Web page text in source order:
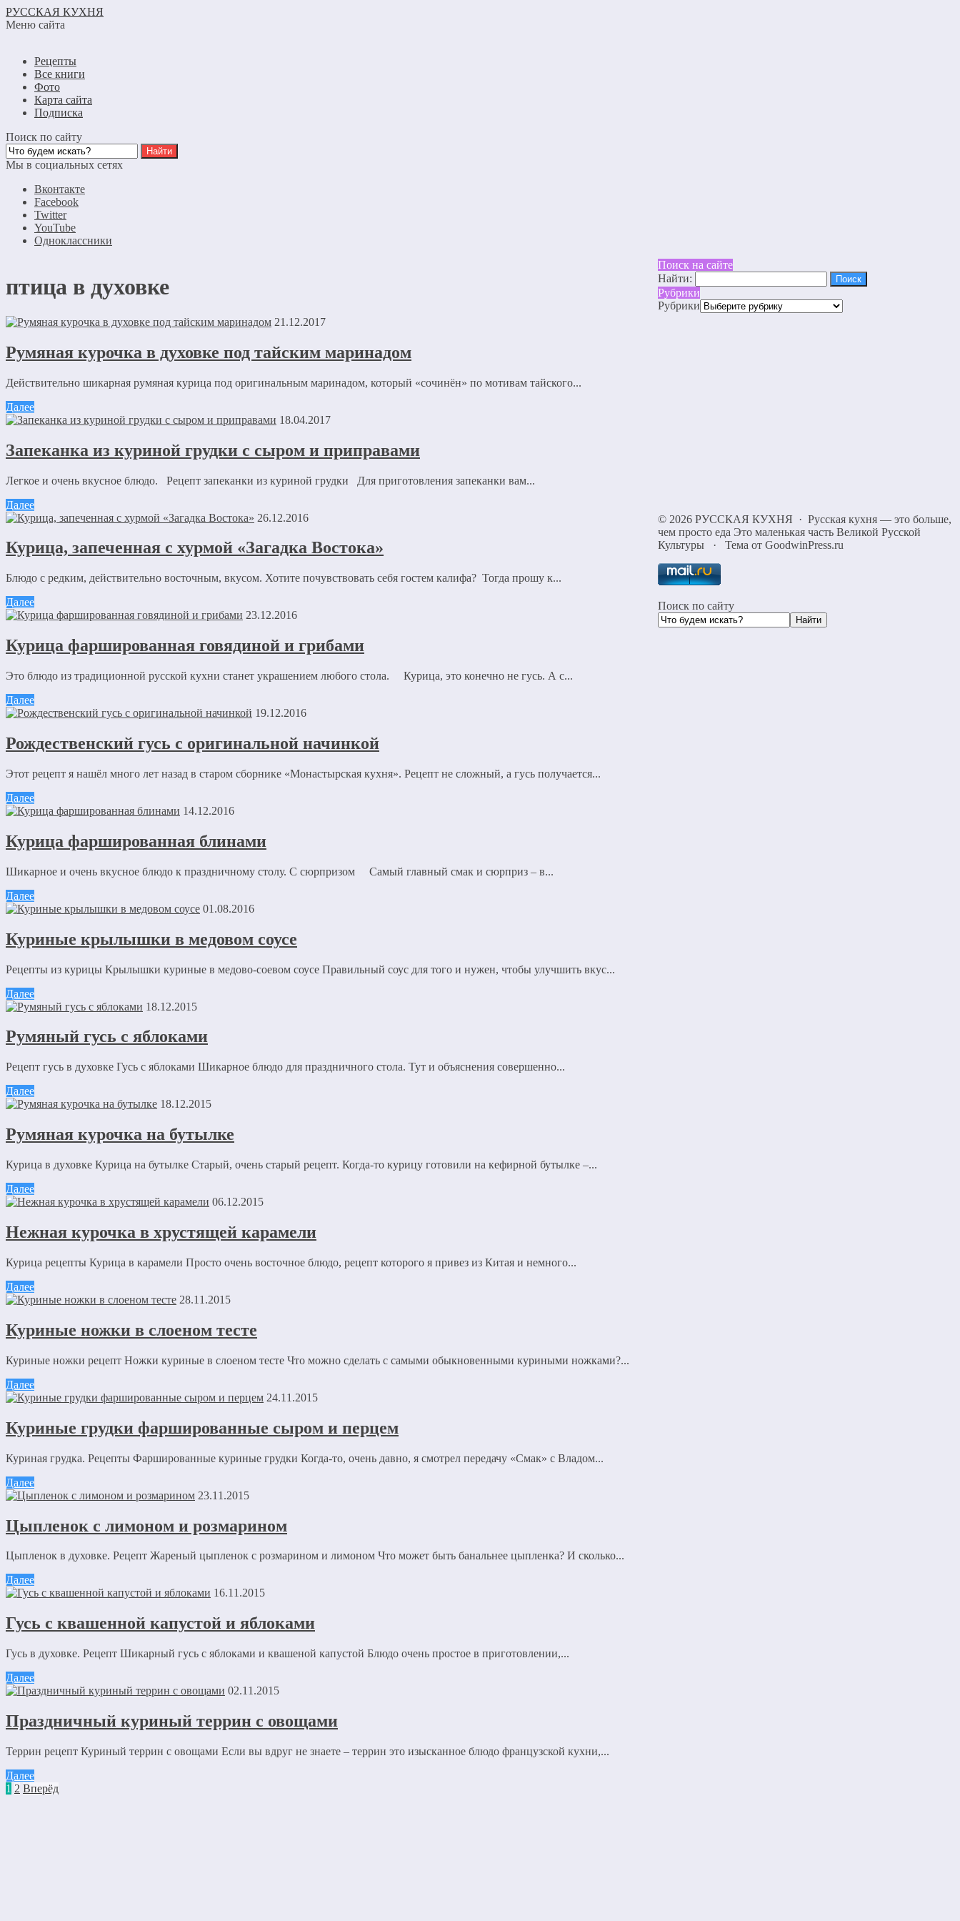
РУССКАЯ КУХНЯ
Меню сайта
Рецепты
Все книги
Фото
Карта сайта
Подписка
Поиск по сайту
Мы в социальных сетях
Вконтакте
Facebook
Twitter
YouTube
Одноклассники
птица в духовке
21.12.2017
Румяная курочка в духовке под тайским маринадом
Действительно шикарная румяная курица под оригинальным маринадом, который «сочинён» по мотивам тайского...
Далее
18.04.2017
Запеканка из куриной грудки с сыром и приправами
Легкое и очень вкусное блюдо. Рецепт запеканки из куриной грудки Для приготовления запеканки вам...
Далее
26.12.2016
Курица, запеченная с хурмой «Загадка Востока»
Блюдо с редким, действительно восточным, вкусом. Хотите почувствовать себя гостем калифа? Тогда прошу к...
Далее
23.12.2016
Курица фаршированная говядиной и грибами
Это блюдо из традиционной русской кухни станет украшением любого стола. Курица, это конечно не гусь. А с...
Далее
19.12.2016
Рождественский гусь с оригинальной начинкой
Этот рецепт я нашёл много лет назад в старом сборнике «Монастырская кухня». Рецепт не сложный, а гусь получается...
Далее
14.12.2016
Курица фаршированная блинами
Шикарное и очень вкусное блюдо к праздничному столу. С сюрпризом Самый главный смак и сюрприз – в...
Далее
01.08.2016
Куриные крылышки в медовом соусе
Рецепты из курицы Крылышки куриные в медово-соевом соусе Правильный соус для того и нужен, чтобы улучшить вкус...
Далее
18.12.2015
Румяный гусь с яблоками
Рецепт гусь в духовке Гусь с яблоками Шикарное блюдо для праздничного стола. Тут и объяснения совершенно...
Далее
18.12.2015
Румяная курочка на бутылке
Курица в духовке Курица на бутылке Старый, очень старый рецепт. Когда-то курицу готовили на кефирной бутылке –...
Далее
06.12.2015
Нежная курочка в хрустящей карамели
Курица рецепты Курица в карамели Просто очень восточное блюдо, рецепт которого я привез из Китая и немного...
Далее
28.11.2015
Куриные ножки в слоеном тесте
Куриные ножки рецепт Ножки куриные в слоеном тесте Что можно сделать с самыми обыкновенными куриными ножками?...
Далее
24.11.2015
Куриные грудки фаршированные сыром и перцем
Куриная грудка. Рецепты Фаршированные куриные грудки Когда-то, очень давно, я смотрел передачу «Смак» с Владом...
Далее
23.11.2015
Цыпленок с лимоном и розмарином
Цыпленок в духовке. Рецепт Жареный цыпленок с розмарином и лимоном Что может быть банальнее цыпленка? И сколько...
Далее
16.11.2015
Гусь с квашенной капустой и яблоками
Гусь в духовке. Рецепт Шикарный гусь с яблоками и квашеной капустой Блюдо очень простое в приготовлении,...
Далее
02.11.2015
Праздничный куриный террин с овощами
Террин рецепт Куриный террин с овощами Если вы вдруг не знаете – террин это изысканное блюдо французской кухни,...
Далее
1 2 Вперёд
Поиск на сайте
Найти:
Рубрики
Рубрики
© 2026 РУССКАЯ КУХНЯ · Русская кухня — это больше,
чем просто еда Это маленькая часть Великой Русской
Культуры
· Тема от GoodwinPress.ru
Поиск по сайту